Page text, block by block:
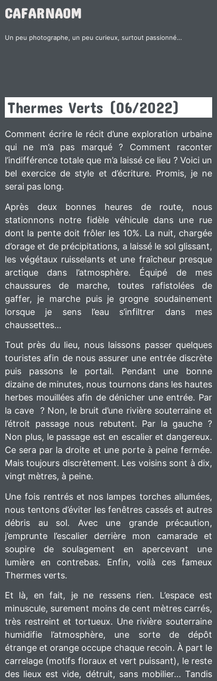
CAFARNAOM
Un peu photographe, un peu curieux, surtout passionné…
Thermes Verts (06/2022)
Comment écrire le récit d’une exploration urbaine
qui ne m’a pas marqué ? Comment raconter
l’indifférence totale que m’a laissé ce lieu ? Voici un
bel exercice de style et d’écriture. Promis, je ne
serai pas long.
Après deux bonnes heures de route, nous
stationnons notre fidèle véhicule dans une rue
dont la pente doit frôler les 10%. La nuit, chargée
d’orage et de précipitations, a laissé le sol glissant,
les végétaux ruisselants et une fraîcheur presque
arctique dans l’atmosphère. Équipé de mes
chaussures de marche, toutes rafistolées de
gaffer, je marche puis je grogne soudainement
lorsque je sens l’eau s’infiltrer dans mes
chaussettes…
Tout près du lieu, nous laissons passer quelques
touristes afin de nous assurer une entrée discrète
puis passons le portail. Pendant une bonne
dizaine de minutes, nous tournons dans les hautes
herbes mouillées afin de dénicher une entrée. Par
la cave ? Non, le bruit d’une rivière souterraine et
l’étroit passage nous rebutent. Par la gauche ?
Non plus, le passage est en escalier et dangereux.
Ce sera par la droite et une porte à peine fermée.
Mais toujours discrètement. Les voisins sont à dix,
vingt mètres, à peine.
Une fois rentrés et nos lampes torches allumées,
nous tentons d’éviter les fenêtres cassés et autres
débris au sol. Avec une grande précaution,
j’emprunte l’escalier derrière mon camarade et
soupire de soulagement en apercevant une
lumière en contrebas. Enfin, voilà ces fameux
Thermes verts.
Et là, en fait, je ne ressens rien. L’espace est
minuscule, surement moins de cent mètres carrés,
très restreint et tortueux. Une rivière souterraine
humidifie l’atmosphère, une sorte de dépôt
étrange et orange occupe chaque recoin. À part le
carrelage (motifs floraux et vert puissant), le reste
des lieux est vide, détruit, sans mobilier… Tandis